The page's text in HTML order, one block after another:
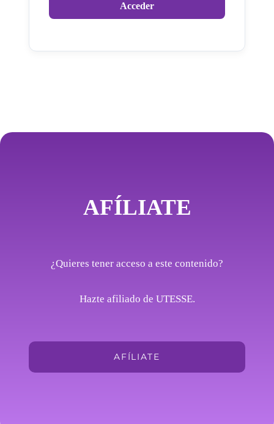
AFÍLIATE
¿Quieres tener acceso a este contenido?
Hazte afiliado de UTESSE.
AFÍLIATE